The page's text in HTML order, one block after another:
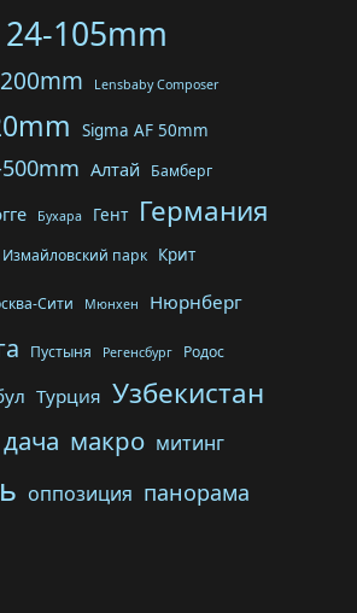
24-105mm
Lensbaby Composer
Sigma AF 50mm
Алтай Бамберг
Бухара Гент Германия
Измайловский парк Крит
Сити Мюнхен Нюрнберг
Пустыня Регенсбург Родос
Турция Узбекистан
дача макро митинг
оппозиция панорама